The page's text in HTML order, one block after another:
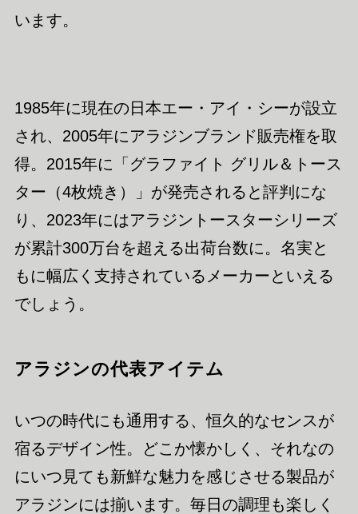
います。
1985年に現在の日本エー・アイ・シーが設立
され、2005年にアラジンブランド販売権を取
得。2015年に「グラファイト グリル＆トース
ター（4枚焼き）」が発売されると評判にな
り、2023年にはアラジントースターシリーズ
が累計300万台を超える出荷台数に。名実と
もに幅広く支持されているメーカーといえる
でしょう。
アラジンの代表アイテム
いつの時代にも通用する、恒久的なセンスが
宿るデザイン性。どこか懐かしく、それなの
にいつ見ても新鮮な魅力を感じさせる製品が
アラジンには揃います。毎日の調理も楽しく